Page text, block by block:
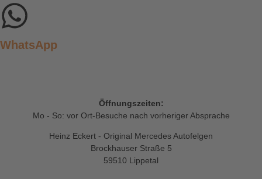
WhatsApp
Öffnungszeiten:
Mo - So: vor Ort-Besuche nach vorheriger Absprache
Heinz Eckert - Original Mercedes Autofelgen
Brockhauser Straße 5
59510 Lippetal